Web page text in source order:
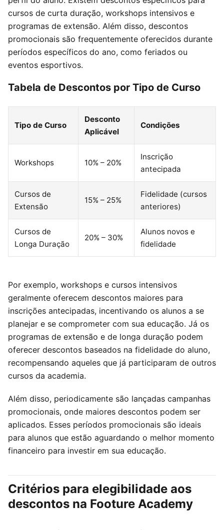
cursos de curta duração, workshops intensivos e
programas de extensão. Além disso, descontos
promocionais são frequentemente oferecidos durante
períodos específicos do ano, como feriados ou
eventos esportivos.
Tabela de Descontos por Tipo de Curso
Tipo de Curso
Desconto
Aplicável
Condições
Workshops 10% – 20%
Inscrição
antecipada
Cursos de
Extensão
15% – 25%
Fidelidade (cursos
anteriores)
Cursos de
Longa Duração
20% – 30%
Alunos novos e
fidelidade
Por exemplo, workshops e cursos intensivos
geralmente oferecem descontos maiores para
inscrições antecipadas, incentivando os alunos a se
planejar e se comprometer com sua educação. Já os
programas de extensão e de longa duração podem
oferecer descontos baseados na fidelidade do aluno,
recompensando aqueles que já participaram de outros
cursos da academia.
Além disso, periodicamente são lançadas campanhas
promocionais, onde maiores descontos podem ser
aplicados. Esses períodos promocionais são ideais
para alunos que estão aguardando o melhor momento
financeiro para investir em sua educação.
Critérios para elegibilidade aos
descontos na Footure Academy